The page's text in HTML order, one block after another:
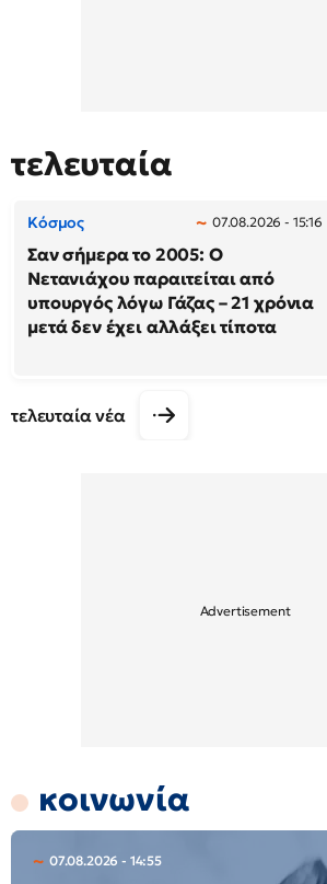
τελευταία
Κόσμος 07.08.2026 - 15:16
Σαν σήμερα το 2005: Ο
Νετανιάχου παραιτείται από
υπουργός λόγω Γάζας – 21 χρόνια
μετά δεν έχει αλλάξει τίποτα
τελευταία νέα
κοινωνία
07.08.2026 - 14:55